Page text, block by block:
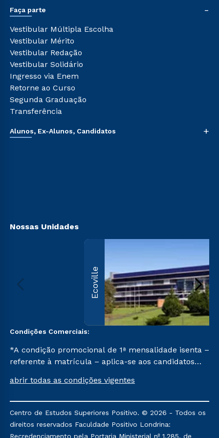
Sou Colaborador
Ética e Integridade
Pós-graduação
Cursos de Medicina
Cursos Livres
Cursos Técnicos
Cursos Profissionalizantes
Faça parte -
Vestibular Múltipla Escolha
Vestibular Mérito
Vestibular Redação
Vestibular Solidário
Ingresso via Enem
Retorne ao Curso
Segunda Graduação
Transferência
Alunos, Ex-Alunos, Candidatos +
Nossas Unidades
Ecoville
Condições Comerciais:
*A condição promocional de 1ª mensalidade isenta –
referente à matrícula – aplica-se aos candidatos
na prova on-line ou agendada, que ofertam bolsas
semestre vigente, que ainda não tenham efetivado
e/ou não tenham cancelado ou trancado sua
matrícula em uma das Instituições da Cruzeiro do
abrir todas as condições vigentes
Centro de Estudos Superiores Positivo. © 2026 - Todos os
direitos reservados Faculdade Positivo Londrina:
Recredenciamento pela Portaria Ministerial nº 1.285, de